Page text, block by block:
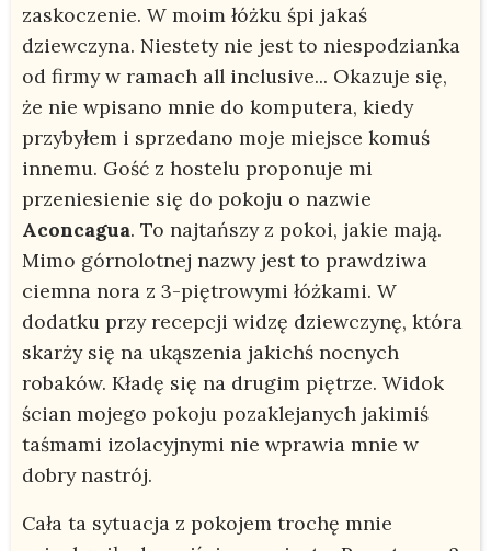
zaskoczenie. W moim łóżku śpi jakaś
dziewczyna. Niestety nie jest to niespodzianka
od firmy w ramach all inclusive... Okazuje się,
że nie wpisano mnie do komputera, kiedy
przybyłem i sprzedano moje miejsce komuś
innemu. Gość z hostelu proponuje mi
przeniesienie się do pokoju o nazwie
Aconcagua. To najtańszy z pokoi, jakie mają.
Mimo górnolotnej nazwy jest to prawdziwa
ciemna nora z 3-piętrowymi łóżkami. W
dodatku przy recepcji widzę dziewczynę, która
skarży się na ukąszenia jakichś nocnych
robaków. Kładę się na drugim piętrze. Widok
ścian mojego pokoju pozaklejanych jakimiś
taśmami izolacyjnymi nie wprawia mnie w
dobry nastrój.
Cała ta sytuacja z pokojem trochę mnie